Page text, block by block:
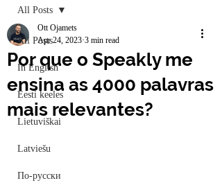
All Posts
In English
Eesti keeles
Lietuviškai
Latviešu
По-русски
All Posts
Por que o Speakly me
ensina as 4000 palavras
mais relevantes?
Ott Ojamets
Apr 24, 20233 min read